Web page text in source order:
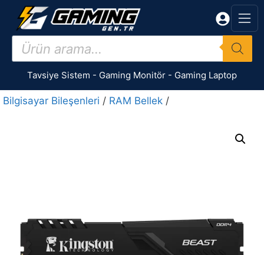
İçeriğe
Products
search
Tavsiye Sistem - Gaming Monitör - Gaming Laptop
Bilgisayar Bileşenleri / RAM Bellek /